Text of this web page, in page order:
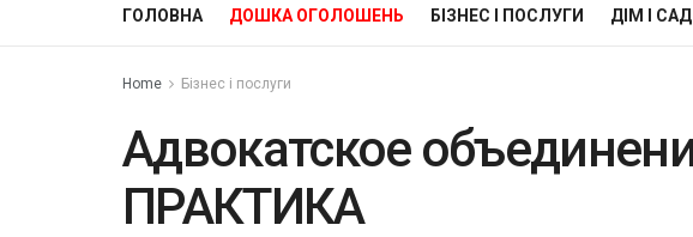
ГОЛОВНА ДОШКА ОГОЛОШЕНЬ БІЗНЕС І ПОСЛУГИ ДІМ І САД
Home Бізнес і послуги
Адвокатское
ПРАКТИКА